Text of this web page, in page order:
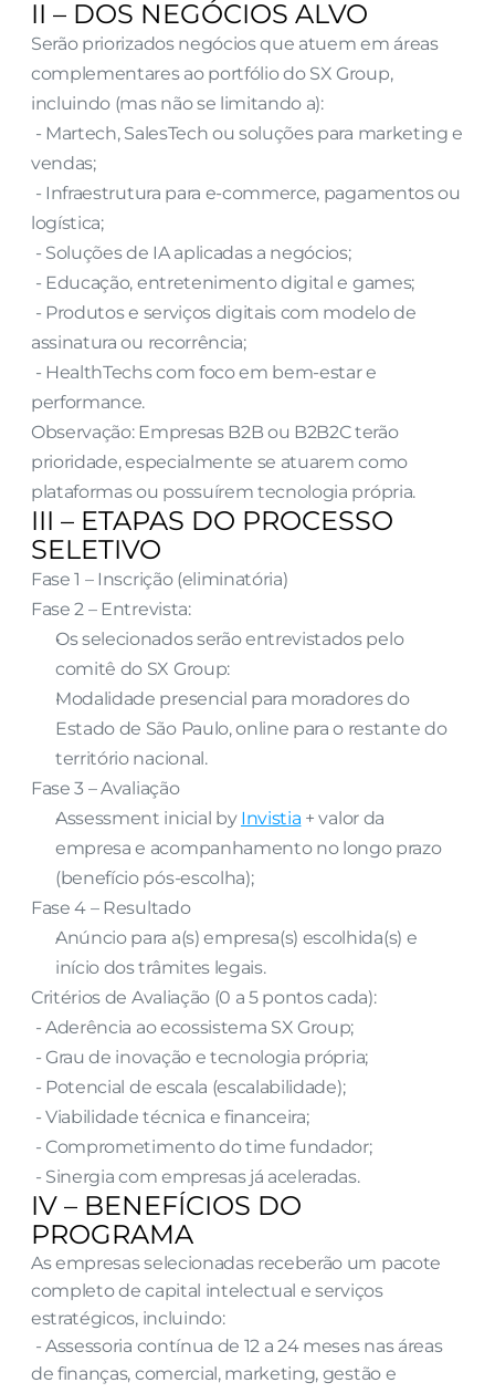
II – DOS NEGÓCIOS ALVO
Serão priorizados negócios que atuem em áreas
complementares ao portfólio do SX Group,
incluindo (mas não se limitando a):
- Martech, SalesTech ou soluções para marketing e
vendas;
- Infraestrutura para e-commerce, pagamentos ou
logística;
- Soluções de IA aplicadas a negócios;
- Educação, entretenimento digital e games;
- Produtos e serviços digitais com modelo de
assinatura ou recorrência;
- HealthTechs com foco em bem-estar e
performance.
Observação: Empresas B2B ou B2B2C terão
prioridade, especialmente se atuarem como
plataformas ou possuírem tecnologia própria.
III – ETAPAS DO PROCESSO
SELETIVO
Fase 1 – Inscrição (eliminatória)
Fase 2 – Entrevista:
Os selecionados serão entrevistados pelo
comitê do SX Group:
Modalidade presencial para moradores do
Estado de São Paulo, online para o restante do
território nacional.
Fase 3 – Avaliação
Assessment inicial by Invistia + valor da
empresa e acompanhamento no longo prazo
(benefício pós-escolha);
Fase 4 – Resultado
Anúncio para a(s) empresa(s) escolhida(s) e
início dos trâmites legais.
Critérios de Avaliação (0 a 5 pontos cada):
- Aderência ao ecossistema SX Group;
- Grau de inovação e tecnologia própria;
- Potencial de escala (escalabilidade);
- Viabilidade técnica e financeira;
- Comprometimento do time fundador;
- Sinergia com empresas já aceleradas.
IV – BENEFÍCIOS DO
PROGRAMA
As empresas selecionadas receberão um pacote
completo de capital intelectual e serviços
estratégicos, incluindo:
- Assessoria contínua de 12 a 24 meses nas áreas
de finanças, comercial, marketing, gestão e